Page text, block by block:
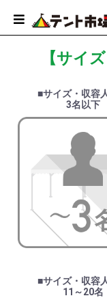
【サイ
■サイズ・収容
3名以下
■サイズ・収容
11～20名